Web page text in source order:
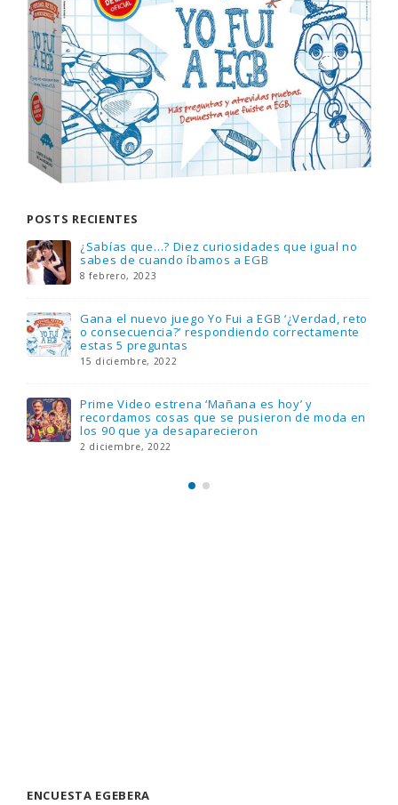
POSTS RECIENTES
¿Sabías que…? Diez curiosidades que igual no
sabes de cuando íbamos a EGB
8 febrero, 2023
Gana el nuevo juego Yo Fui a EGB ‘¿Verdad, reto
o consecuencia?’ respondiendo correctamente
estas 5 preguntas
15 diciembre, 2022
Prime Video estrena ‘Mañana es hoy’ y
recordamos cosas que se pusieron de moda en
los 90 que ya desaparecieron
2 diciembre, 2022
ENCUESTA EGEBERA